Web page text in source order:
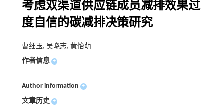
考虑双渠道供应链成员减排效果过
度自信的碳减排决策研究
曹细玉, 吴晓志, 黄怡萌
作者信息 +
Author information +
文章历史 +